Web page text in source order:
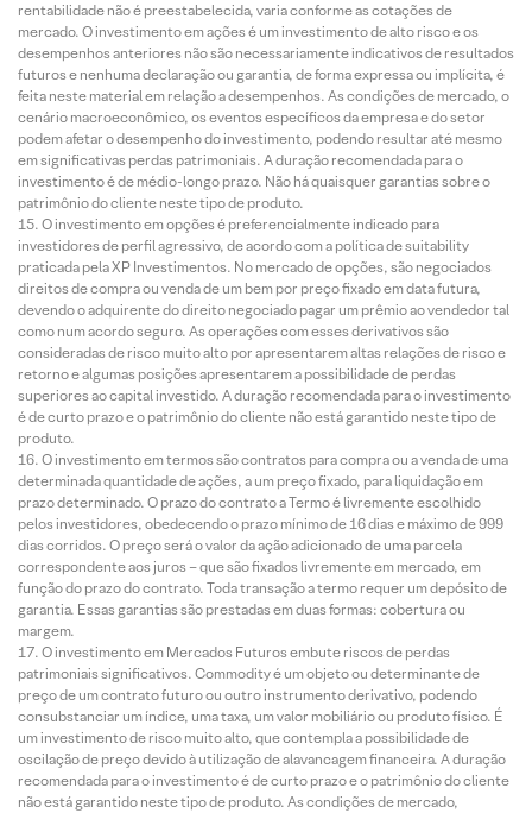
rentabilidade não é preestabelecida, varia conforme as cotações de
mercado. O investimento em ações é um investimento de alto risco e os
desempenhos anteriores não são necessariamente indicativos de resultados
futuros e nenhuma declaração ou garantia, de forma expressa ou implícita, é
feita neste material em relação a desempenhos. As condições de mercado, o
cenário macroeconômico, os eventos específicos da empresa e do setor
podem afetar o desempenho do investimento, podendo resultar até mesmo
em significativas perdas patrimoniais. A duração recomendada para o
investimento é de médio-longo prazo. Não há quaisquer garantias sobre o
patrimônio do cliente neste tipo de produto.
O investimento em opções é preferencialmente indicado para
investidores de perfil agressivo, de acordo com a política de suitability
praticada pela XP Investimentos. No mercado de opções, são negociados
direitos de compra ou venda de um bem por preço fixado em data futura,
devendo o adquirente do direito negociado pagar um prêmio ao vendedor tal
como num acordo seguro. As operações com esses derivativos são
consideradas de risco muito alto por apresentarem altas relações de risco e
retorno e algumas posições apresentarem a possibilidade de perdas
superiores ao capital investido. A duração recomendada para o investimento
é de curto prazo e o patrimônio do cliente não está garantido neste tipo de
produto.
O investimento em termos são contratos para compra ou a venda de uma
determinada quantidade de ações, a um preço fixado, para liquidação em
prazo determinado. O prazo do contrato a Termo é livremente escolhido
pelos investidores, obedecendo o prazo mínimo de 16 dias e máximo de 999
dias corridos. O preço será o valor da ação adicionado de uma parcela
correspondente aos juros – que são fixados livremente em mercado, em
função do prazo do contrato. Toda transação a termo requer um depósito de
garantia. Essas garantias são prestadas em duas formas: cobertura ou
margem.
O investimento em Mercados Futuros embute riscos de perdas
patrimoniais significativos. Commodity é um objeto ou determinante de
preço de um contrato futuro ou outro instrumento derivativo, podendo
consubstanciar um índice, uma taxa, um valor mobiliário ou produto físico. É
um investimento de risco muito alto, que contempla a possibilidade de
oscilação de preço devido à utilização de alavancagem financeira. A duração
recomendada para o investimento é de curto prazo e o patrimônio do cliente
não está garantido neste tipo de produto. As condições de mercado,